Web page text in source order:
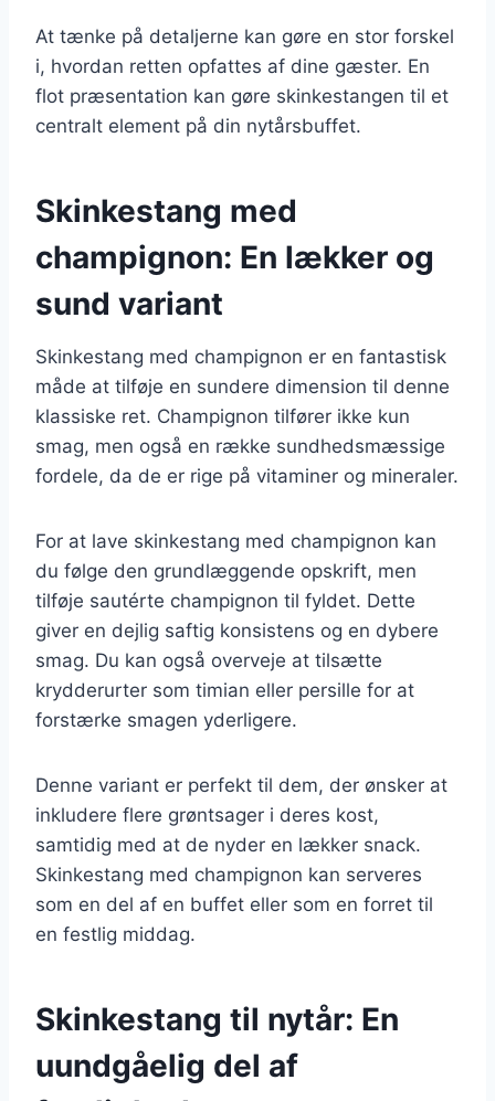
At tænke på detaljerne kan gøre en stor forskel
i, hvordan retten opfattes af dine gæster. En
flot præsentation kan gøre skinkestangen til et
centralt element på din nytårsbuffet.
Skinkestang med
champignon: En lækker og
sund variant
Skinkestang med champignon er en fantastisk
måde at tilføje en sundere dimension til denne
klassiske ret. Champignon tilfører ikke kun
smag, men også en række sundhedsmæssige
fordele, da de er rige på vitaminer og mineraler.
For at lave skinkestang med champignon kan
du følge den grundlæggende opskrift, men
tilføje sautérte champignon til fyldet. Dette
giver en dejlig saftig konsistens og en dybere
smag. Du kan også overveje at tilsætte
krydderurter som timian eller persille for at
forstærke smagen yderligere.
Denne variant er perfekt til dem, der ønsker at
inkludere flere grøntsager i deres kost,
samtidig med at de nyder en lækker snack.
Skinkestang med champignon kan serveres
som en del af en buffet eller som en forret til
en festlig middag.
Skinkestang til nytår: En
uundgåelig del af